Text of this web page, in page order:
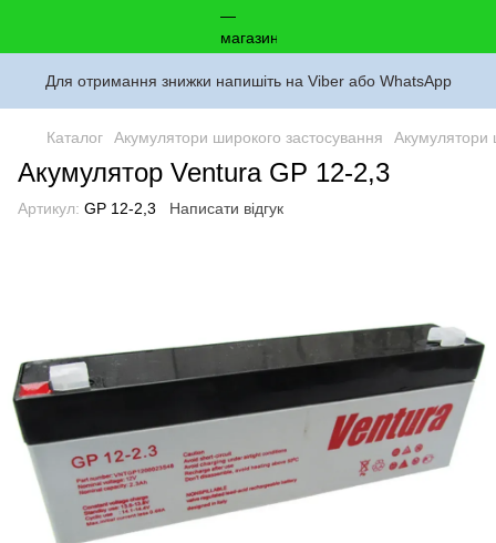
Для отримання знижки напишіть на Viber або WhatsApp
Каталог Акумулятори широкого застосування Акумулятори
Акумулятор Ventura GP 12-2,3
Артикул: GP 12-2,3 Написати відгук